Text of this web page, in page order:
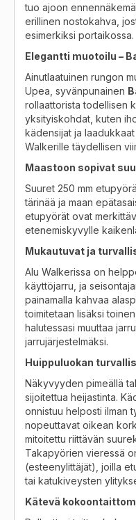
tuo ajoon
erillinen nostokahva,
esimerkiksi portaikossa.
Elegantti muotoilu –
Ainutlaatuinen rungon
Upea, syvänpunainen
rollaattorista todellisen
yksityiskohdat, kuten
kädensijat ja
Walkerille täydellisen
Maastoon sopivat
Suuret 250 mm
tärinää ja maan
etupyörät ovat
etenemiskyvylle
Mukautuvat ja
Alu Walkerissa on
käyttöjarru, ja
painamalla kahvaa
toimitetaan lisäksi
halutessasi muuttaa
jarrujärjestelmäksi.
Huippuluokan
Näkyvyyden pimeällä
sijoitettua heijastinta.
onnistuu helposti ilman
nopeuttavat oikean
mitoitettu riittävän
Takapyörien vieressä
(esteenylittäjät), joilla
tai katukiveysten
Kätevä